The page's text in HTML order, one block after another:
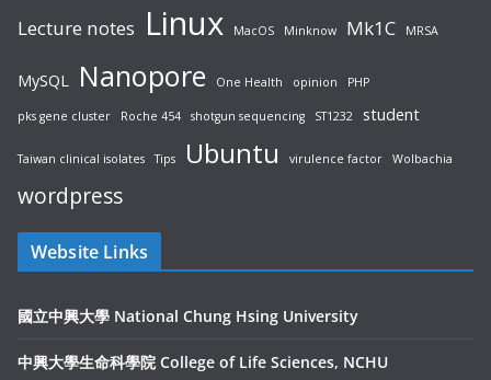
Lecture notes Linux MacOS Minknow Mk1C MRSA
MySQL Nanopore One Health opinion PHP
pks gene cluster Roche 454 shotgun sequencing ST1232 student
Taiwan clinical isolates Tips Ubuntu virulence factor Wolbachia
wordpress
Website Links
國立中興大學 National Chung Hsing University
中興大學生命科學院 College of Life Sciences, NCHU